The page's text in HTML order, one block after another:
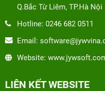
Q.Bắc Từ Liêm, TP.Hà Nội
Hotline: 0246 682 0511
Email:
Website:
LIÊN KẾT WEBSITE